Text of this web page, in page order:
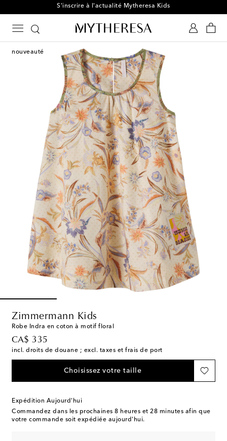
S'inscrire à l'actualité Mytheresa Kids
nouveauté
Zimmermann Kids
Robe Indra en coton à motif floral
CA$ 335
original price
incl. droits de douane ; excl. taxes et frais de port
Choisissez votre taille
Expédition Aujourd'hui
Commandez dans les prochaines 8 heures et 28 minutes afin que
votre commande soit expédiée aujourd'hui.